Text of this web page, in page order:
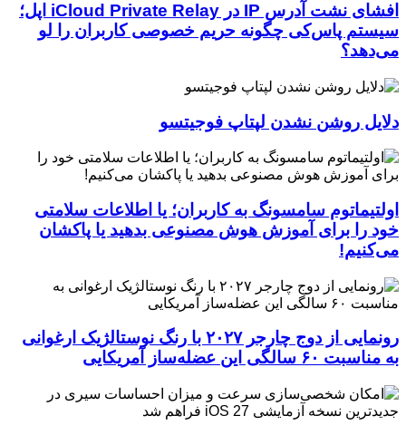
افشای نشت آدرس IP در iCloud Private Relay اپل؛
سیستم پاس‌کی چگونه حریم خصوصی کاربران را لو
می‌دهد؟
دلایل روشن نشدن لپتاپ فوجیتسو
اولتیماتوم سامسونگ به کاربران؛ یا اطلاعات سلامتی
خود را برای آموزش هوش مصنوعی بدهید یا پاکشان
می‌کنیم!
رونمایی از دوج چارجر ۲۰۲۷ با رنگ نوستالژیک ارغوانی
به مناسبت ۶۰ سالگی این عضله‌ساز آمریکایی